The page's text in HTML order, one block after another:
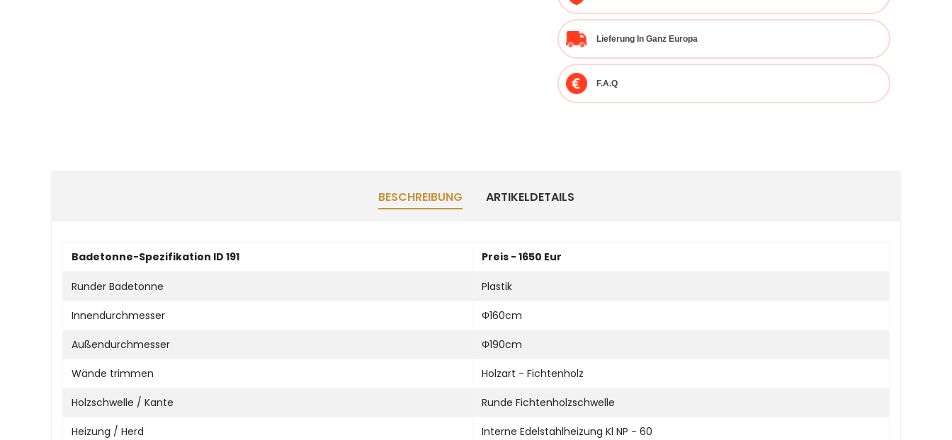
Lieferung In Ganz Europa
F.A.Q
BESCHREIBUNG ARTIKELDETAILS
Badetonne-Spezifikation ID 191 Preis - 1650 Eur
Runder Badetonne Plastik
Innendurchmesser Φ160cm
Außendurchmesser Φ190cm
Wände trimmen Holzart - Fichtenholz
Holzschwelle / Kante Runde Fichtenholzschwelle
Heizung / Herd Interne Edelstahlheizung Kl NP - 60